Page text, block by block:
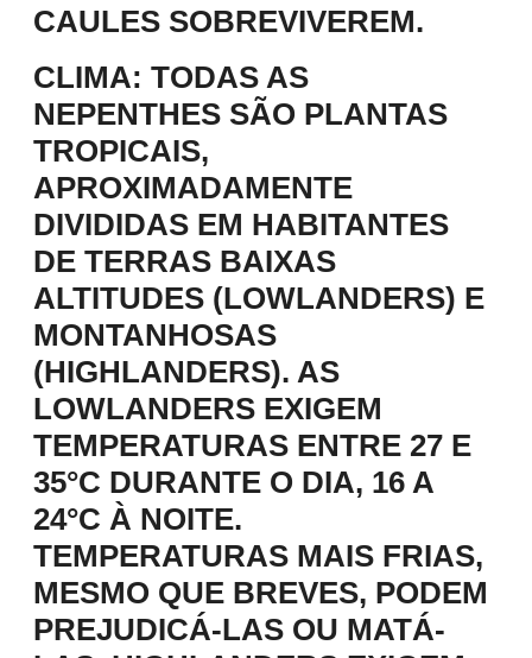
CAULES SOBREVIVEREM.
CLIMA: TODAS AS
NEPENTHES SÃO PLANTAS
TROPICAIS,
APROXIMADAMENTE
DIVIDIDAS EM HABITANTES
DE TERRAS BAIXAS
ALTITUDES (LOWLANDERS) E
MONTANHOSAS
(HIGHLANDERS). AS
LOWLANDERS EXIGEM
TEMPERATURAS ENTRE 27 E
35°C DURANTE O DIA, 16 A
24°C À NOITE.
TEMPERATURAS MAIS FRIAS,
MESMO QUE BREVES, PODEM
PREJUDICÁ-LAS OU MATÁ-